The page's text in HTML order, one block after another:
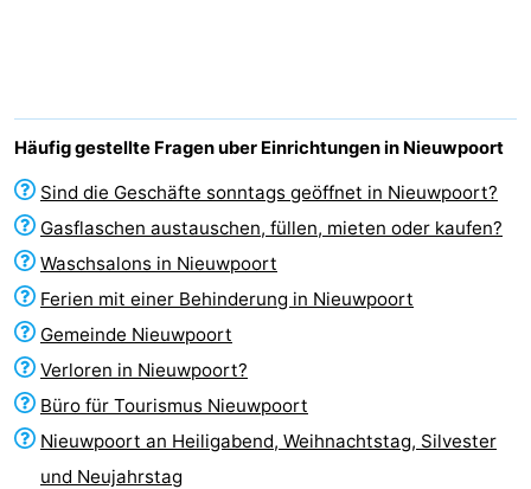
Oostduinkerke
aan
zee
-
Westende
Hotels
Zimmer
(mit
Frühstück)
Lastminutes
Strand
Sehen
&
-
Häufig gestellte Fragen uber Einrichtungen in Nieuwpoort
Sind die Geschäfte sonntags geöffnet in Nieuwpoort?
Gasflaschen austauschen, füllen, mieten oder kaufen?
Waschsalons in Nieuwpoort
Ferien mit einer Behinderung in Nieuwpoort
Gemeinde Nieuwpoort
Verloren in Nieuwpoort?
Büro für Tourismus Nieuwpoort
Nieuwpoort an Heiligabend, Weihnachtstag, Silvester
und Neujahrstag